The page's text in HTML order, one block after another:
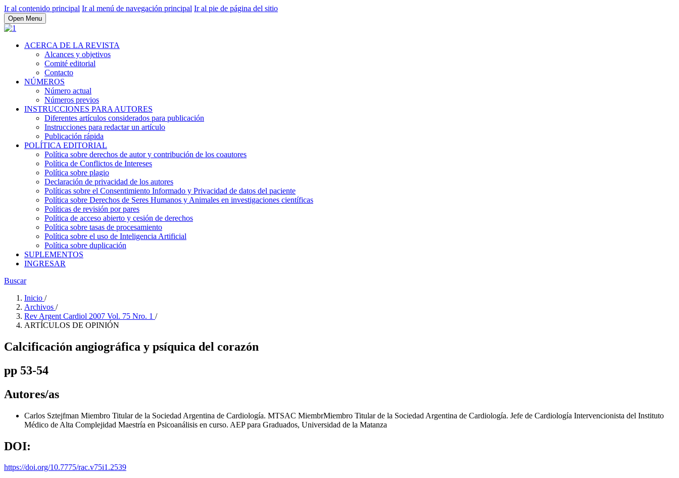
Ir al contenido principal Ir al menú de navegación principal Ir al pie de página del sitio
Open Menu
ACERCA DE LA REVISTA
Alcances y objetivos
Comité editorial
Contacto
NÚMEROS
Número actual
Números previos
INSTRUCCIONES PARA AUTORES
Diferentes artículos considerados para publicación
Instrucciones para redactar un artículo
Publicación rápida
POLÍTICA EDITORIAL
Política sobre derechos de autor y contribución de los coautores
Política de Conflictos de Intereses
Política sobre plagio
Declaración de privacidad de los autores
Políticas sobre el Consentimiento Informado y Privacidad de datos del paciente
Política sobre Derechos de Seres Humanos y Animales en investigaciones científicas
Políticas de revisión por pares
Política de acceso abierto y cesión de derechos
Política sobre tasas de procesamiento
Política sobre el uso de Inteligencia Artificial
Política sobre duplicación
SUPLEMENTOS
INGRESAR
Buscar
Inicio /
Archivos /
Rev Argent Cardiol 2007 Vol. 75 Nro. 1 /
ARTÍCULOS DE OPINIÓN
Calcificación angiográfica y psíquica del corazón
pp 53-54
Autores/as
Carlos Sztejfman Miembro Titular de la Sociedad Argentina de Cardiología. MTSAC MiembrMiembro Titular de la Sociedad Argentina de Cardiología. Jefe de Cardiología Intervencionista del Instituto
Médico de Alta Complejidad Maestría en Psicoanálisis en curso. AEP para Graduados, Universidad de la Matanza
DOI:
https://doi.org/10.7775/rac.v75i1.2539